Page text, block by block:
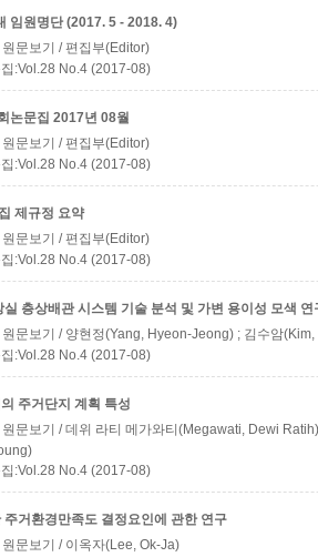
임원명단 (2017. 5 - 2018. 4)
원문보기 / 편집부(Editor)
:Vol.28 No.4 (2017-08)
논문집 2017년 08월
원문보기 / 편집부(Editor)
:Vol.28 No.4 (2017-08)
제규정 요약
원문보기 / 편집부(Editor)
:Vol.28 No.4 (2017-08)
실 층상배관 시스템 기술 분석 및 가변 용이성 모색 연
원문보기 / 양현정(Yang, Hyeon-Jeong) ; 김수암
:Vol.28 No.4 (2017-08)
주거단지 계획 특성
원문보기 / 데위 라티 메가와티(Megawati, Dewi
:Vol.28 No.4 (2017-08)
거환경만족도 결정요인에 관한 연구
원문보기 / 이옥자(Lee, Ok-Ja)